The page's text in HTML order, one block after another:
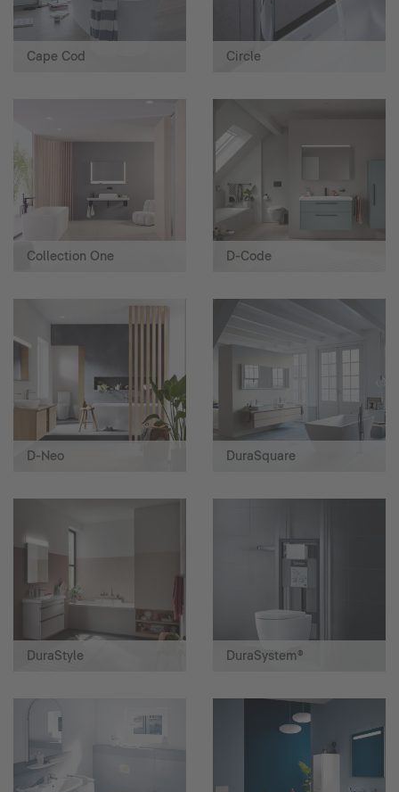
Cape Cod Circle
Collection One D-Code
D-Neo DuraSquare
DuraStyle DuraSystem®